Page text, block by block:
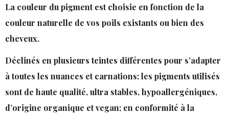
La couleur du pigment est choisie en fonction de la
couleur naturelle de vos poils existants ou bien des
cheveux.
Déclinés en plusieurs teintes différentes pour s’adapter
à toutes les nuances et carnations; les pigments utilisés
sont de haute qualité, ultra stables, hypoallergéniques,
d’origine organique et vegan; en conformité à la